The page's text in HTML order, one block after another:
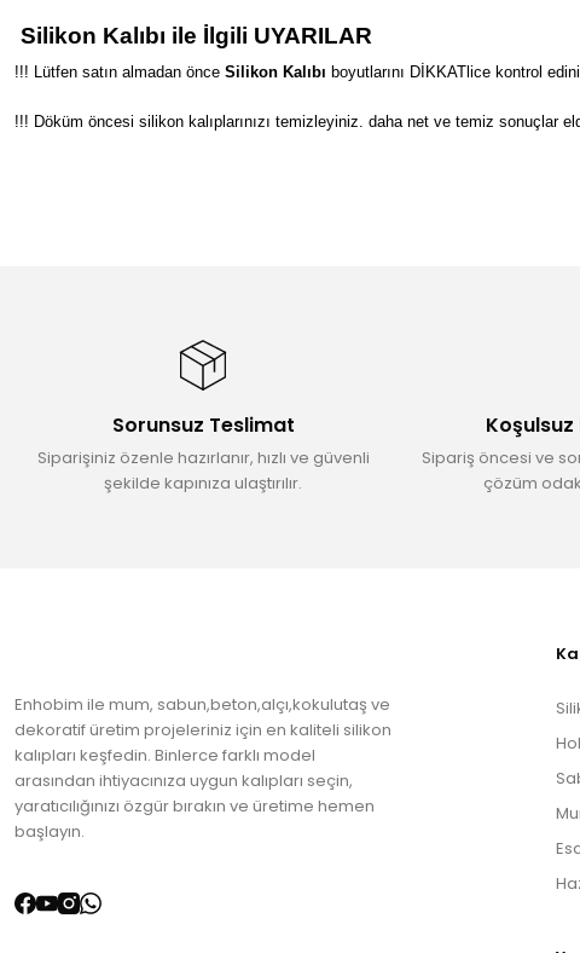
Silikon Kalıbı ile İlgili UYARILAR
!!! Lütfen satın almadan önce Silikon Kalıbı boyutlarını DİKKATlice kontrol
!!! Döküm öncesi silikon kalıplarınızı temizleyiniz. daha net ve temiz sonuçlar
Ürün açıklamasında eksik bilgiler bulunuyor.
Ürün fiyatı diğer sitelerden daha pahalı.
Bu ürüne benzer farklı alternatifler olmalı.
Sorunsuz Teslimat
Siparişiniz özenle hazırlanır, hızlı ve güvenli
şekilde kapınıza ulaştırılır.
Sipariş öncesi ve
çözüm
Enhobim ile mum, sabun,beton,alçı,kokulutaş ve
dekoratif üretim projeleriniz için en kaliteli silikon
kalıpları keşfedin. Binlerce farklı model
arasından ihtiyacınıza uygun kalıpları seçin,
yaratıcılığınızı özgür bırakın ve üretime hemen
başlayın.